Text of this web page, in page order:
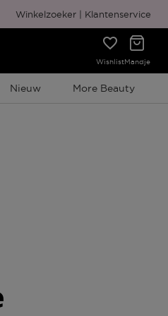
Winkelzoeker Klantenservice
WishlistMandje
Nieuw More Beauty